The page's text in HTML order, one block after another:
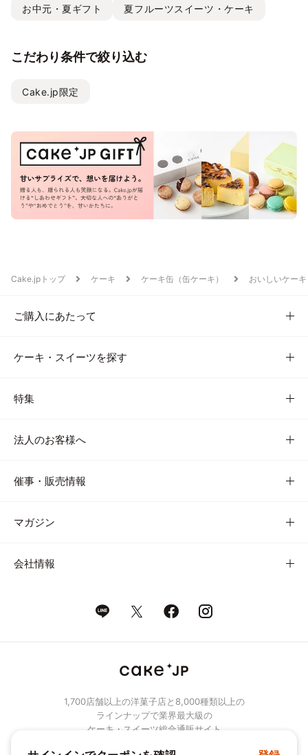
お中元・夏ギフト 夏フルーツスイーツ・ケーキ
こだわり条件で絞り込む
Cake.jp限定
Cake.jpトップ ケーキ ケーキ缶（缶ケーキ） おいしいケーキ
ご購入にあたって
ケーキ・スイーツを探す
特集
法人のお客様へ
催事・販売情報
マガジン
会社情報
1,700店舗以上の洋菓子店と8,000種類以上の
ラインナップで業界最大級の
ケーキ・スイーツ総合通販サイト